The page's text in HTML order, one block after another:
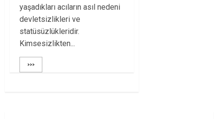
yaşadıkları acıların asıl nedeni
devletsizlikleri ve
statüsüzlükleridir.
Kimsesizlikten...
>>>